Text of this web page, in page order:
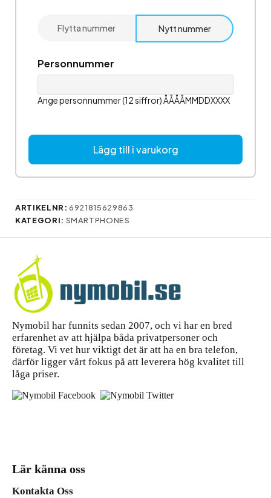
Flytta nummer Nytt nummer
Personnummer
Ange personnummer (12 siffror) ÅÅÅÅMMDDXXXX
Lägg till i varukorg
ARTIKELNR:6921815629863
KATEGORI: SMARTPHONES
Nymobil har funnits sedan 2007, och vi har en bred
erfarenhet av att hjälpa båda privatpersoner och
företag. Vi vet hur viktigt det är att ha en bra telefon,
därför ligger vårt fokus på att leverera hög kvalitet till
låga priser.
Lär känna oss
Kontakta Oss